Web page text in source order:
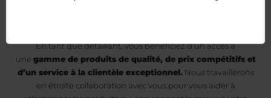
En tant que détaillant, vous bénéficiez d’un accès à
une gamme de produits de qualité, de prix compétitifs et
d’un service à la clientèle exceptionnel. Nous travaillerons
en étroite collaboration avec vous pour vous aider à